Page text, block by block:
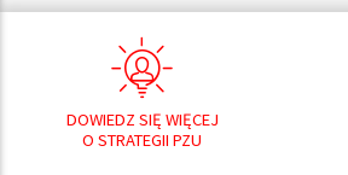
DOWIEDZ SIĘ WIĘCEJ
O STRATEGII PZU